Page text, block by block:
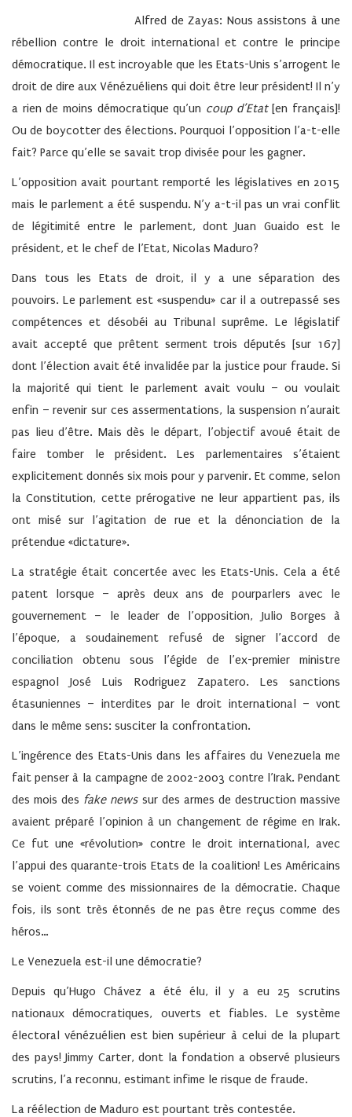
Alfred de Zayas: Nous assistons à une
rébellion contre le droit international et contre le principe
démocratique. Il est incroyable que les Etats-Unis s’arrogent le
droit de dire aux Vénézuéliens qui doit être leur président! Il n’y
a rien de moins démocratique qu’un coup d’Etat[en français]!
Ou de boycotter des élections. Pourquoi l’opposition l’a-t-elle
fait? Parce qu’elle se savait trop divisée pour les gagner.
L’opposition avait pourtant remporté les législatives en 2015
mais le parlement a été suspendu. N’y a-t-il pas un vrai conflit
de légitimité entre le parlement, dont Juan Guaido est le
président, et le chef de l’Etat, Nicolas Maduro?
Dans tous les Etats de droit, il y a une séparation des
pouvoirs. Le parlement est «suspendu» car il a outrepassé ses
compétences et désobéi au Tribunal suprême. Le législatif
avait accepté que prêtent serment trois députés [sur 167]
dont l’élection avait été invalidée par la justice pour fraude. Si
la majorité qui tient le parlement avait voulu – ou voulait
enfin – revenir sur ces assermentations, la suspension n’aurait
pas lieu d’être. Mais dès le départ, l’objectif avoué était de
faire tomber le président. Les parlementaires s’étaient
explicitement donnés six mois pour y parvenir. Et comme, selon
la Constitution, cette prérogative ne leur appartient pas, ils
ont misé sur l’agitation de rue et la dénonciation de la
prétendue «dictature».
La stratégie était concertée avec les Etats-Unis. Cela a été
patent lorsque – après deux ans de pourparlers avec le
gouvernement – le leader de l’opposition, Julio Borges à
l’époque, a soudainement refusé de signer l’accord de
conciliation obtenu sous l’égide de l’ex-premier ministre
espagnol José Luis Rodriguez Zapatero. Les sanctions
étasuniennes – interdites par le droit international – vont
dans le même sens: susciter la confrontation.
L’ingérence des Etats-Unis dans les affaires du Venezuela me
fait penser à la campagne de 2002-2003 contre l’Irak. Pendant
des mois des fake newssur des armes de destruction massive
avaient préparé l’opinion à un changement de régime en Irak.
Ce fut une «révolution» contre le droit international, avec
l’appui des quarante-trois Etats de la coalition! Les Américains
se voient comme des missionnaires de la démocratie. Chaque
fois, ils sont très étonnés de ne pas être reçus comme des
héros…
Le Venezuela est-il une démocratie?
Depuis qu’Hugo Chávez a été élu, il y a eu 25 scrutins
nationaux démocratiques, ouverts et fiables. Le système
électoral vénézuélien est bien supérieur à celui de la plupart
des pays! Jimmy Carter, dont la fondation a observé plusieurs
scrutins, l’a reconnu, estimant infime le risque de fraude.
La réélection de Maduro est pourtant très contestée.